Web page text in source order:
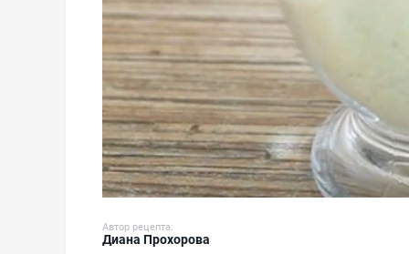
Автор рецепта:
Диана Прохорова